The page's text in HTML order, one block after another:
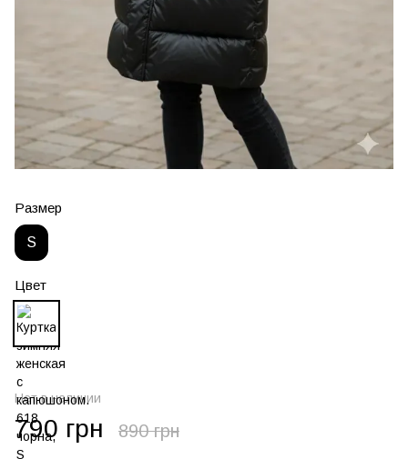
Размер
S
Цвет
Нет в наличии
790 грн 890 грн